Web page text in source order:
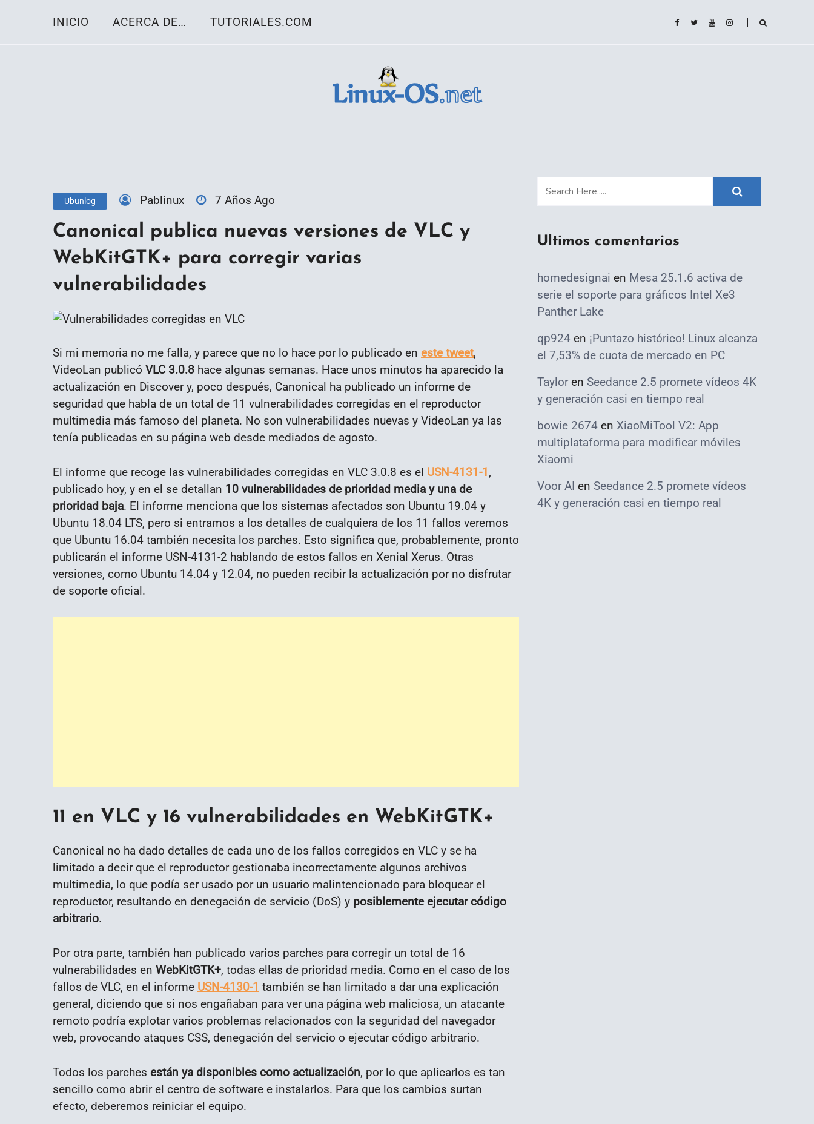
INICIO ACERCA DE… TUTORIALES.COM
Ubunlog Pablinux 7 Años Ago
Canonical publica nuevas versiones de VLC y
WebKitGTK+ para corregir varias
vulnerabilidades
Si mi memoria no me falla, y parece que no lo hace por lo publicado en este tweet,
VideoLan publicó VLC 3.0.8 hace algunas semanas. Hace unos minutos ha aparecido la
actualización en Discover y, poco después, Canonical ha publicado un informe de
seguridad que habla de un total de 11 vulnerabilidades corregidas en el reproductor
multimedia más famoso del planeta. No son vulnerabilidades nuevas y VideoLan ya las
tenía publicadas en su página web desde mediados de agosto.
El informe que recoge las vulnerabilidades corregidas en VLC 3.0.8 es el USN-4131-1 ,
publicado hoy, y en el se detallan 10 vulnerabilidades de prioridad media y una de
prioridad baja. El informe menciona que los sistemas afectados son Ubuntu 19.04 y
Ubuntu 18.04 LTS, pero si entramos a los detalles de cualquiera de los 11 fallos veremos
que Ubuntu 16.04 también necesita los parches. Esto significa que, probablemente, pronto
publicarán el informe USN-4131-2 hablando de estos fallos en Xenial Xerus. Otras
versiones, como Ubuntu 14.04 y 12.04, no pueden recibir la actualización por no disfrutar
de soporte oficial.
11 en VLC y 16 vulnerabilidades en WebKitGTK+
Canonical no ha dado detalles de cada uno de los fallos corregidos en VLC y se ha
limitado a decir que el reproductor gestionaba incorrectamente algunos archivos
multimedia, lo que podía ser usado por un usuario malintencionado para bloquear el
reproductor, resultando en denegación de servicio (DoS) y posiblemente ejecutar código
arbitrario.
Por otra parte, también han publicado varios parches para corregir un total de 16
vulnerabilidades en WebKitGTK+, todas ellas de prioridad media. Como en el caso de los
fallos de VLC, en el informe USN-4130-1 también se han limitado a dar una explicación
general, diciendo que si nos engañaban para ver una página web maliciosa, un atacante
remoto podría explotar varios problemas relacionados con la seguridad del navegador
web, provocando ataques CSS, denegación del servicio o ejecutar código arbitrario.
Todos los parches están ya disponibles como actualización, por lo que aplicarlos es tan
sencillo como abrir el centro de software e instalarlos. Para que los cambios surtan
efecto, deberemos reiniciar el equipo.
Ultimos comentarios
homedesignai en Mesa 25.1.6 activa de
serie el soporte para gráficos Intel Xe3
Panther Lake
qp924 en ¡Puntazo histórico! Linux alcanza
el 7,53% de cuota de mercado en PC
Taylor en Seedance 2.5 promete vídeos 4K
y generación casi en tiempo real
bowie 2674 en XiaoMiTool V2: App
multiplataforma para modificar móviles
Xiaomi
Voor AI en Seedance 2.5 promete vídeos
4K y generación casi en tiempo real